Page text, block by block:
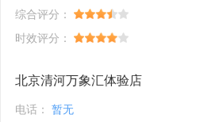
综合评分：
时效评分：
北京清河万象汇体验店
电话： 暂无